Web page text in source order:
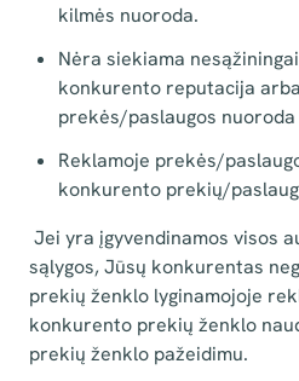
kilmės nuoroda.
Nėra siekiama
konkurento reputacija
prekės/paslaugos nuoroda
Reklamoje prekės/
konkurento prekių/
Jei yra įgyvendinamos visos
sąlygos, Jūsų konkurentas
prekių ženklo lyginamojoje
konkurento prekių ženklo
prekių ženklo pažeidimu.